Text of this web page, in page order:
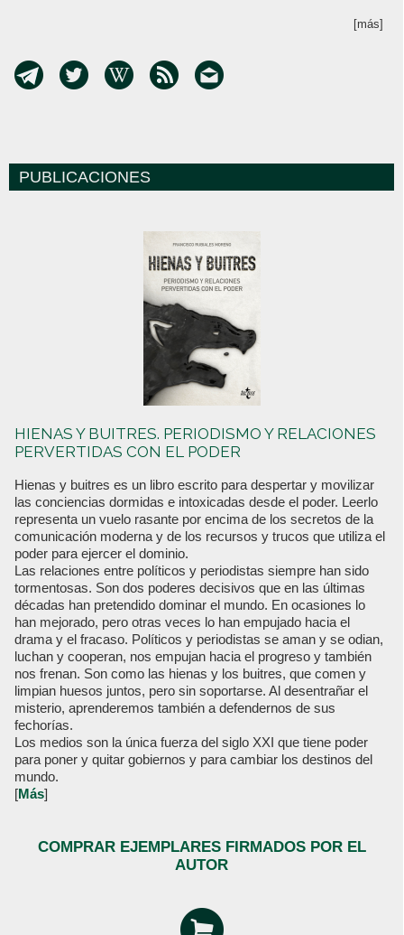
[más]
PUBLICACIONES
HIENAS Y BUITRES. PERIODISMO Y RELACIONES
PERVERTIDAS CON EL PODER
Hienas y buitres es un libro escrito para despertar y movilizar
las conciencias dormidas e intoxicadas desde el poder. Leerlo
representa un vuelo rasante por encima de los secretos de la
comunicación moderna y de los recursos y trucos que utiliza el
poder para ejercer el dominio.
Las relaciones entre políticos y periodistas siempre han sido
tormentosas. Son dos poderes decisivos que en las últimas
décadas han pretendido dominar el mundo. En ocasiones lo
han mejorado, pero otras veces lo han empujado hacia el
drama y el fracaso. Políticos y periodistas se aman y se odian,
luchan y cooperan, nos empujan hacia el progreso y también
nos frenan. Son como las hienas y los buitres, que comen y
limpian huesos juntos, pero sin soportarse. Al desentrañar el
misterio, aprenderemos también a defendernos de sus
fechorías.
Los medios son la única fuerza del siglo XXI que tiene poder
para poner y quitar gobiernos y para cambiar los destinos del
mundo.
[Más]
COMPRAR EJEMPLARES FIRMADOS POR EL
AUTOR